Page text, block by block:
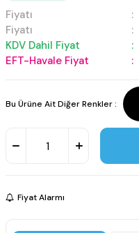
Fiyatı :
Fiyatı
:
KDV Dahil Fiyat
:
EFT-Havale Fiyat
:
Bu Ürüne Ait Diğer Renkler :
Fiyat Alarmı